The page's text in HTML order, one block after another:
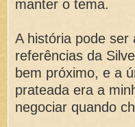
manter o tema.
A história pode
referências da
bem próximo, e a
prateada era a
negociar quando